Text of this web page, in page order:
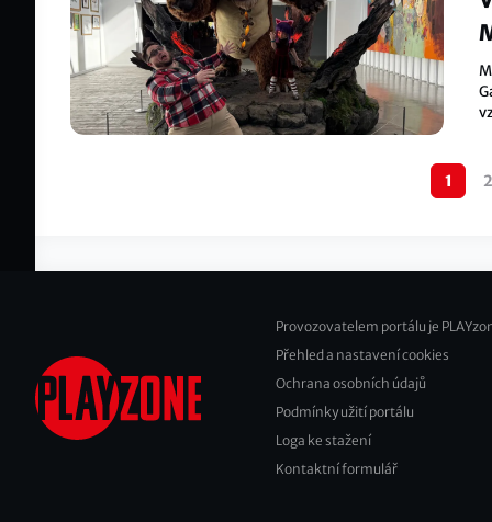
1 2
Footer
2
Provozovatelem portálu je
Přehled a nastavení cookies
Ochrana osobních údajů
Podmínky užití portálu
Loga ke stažení
Kontaktní formulář